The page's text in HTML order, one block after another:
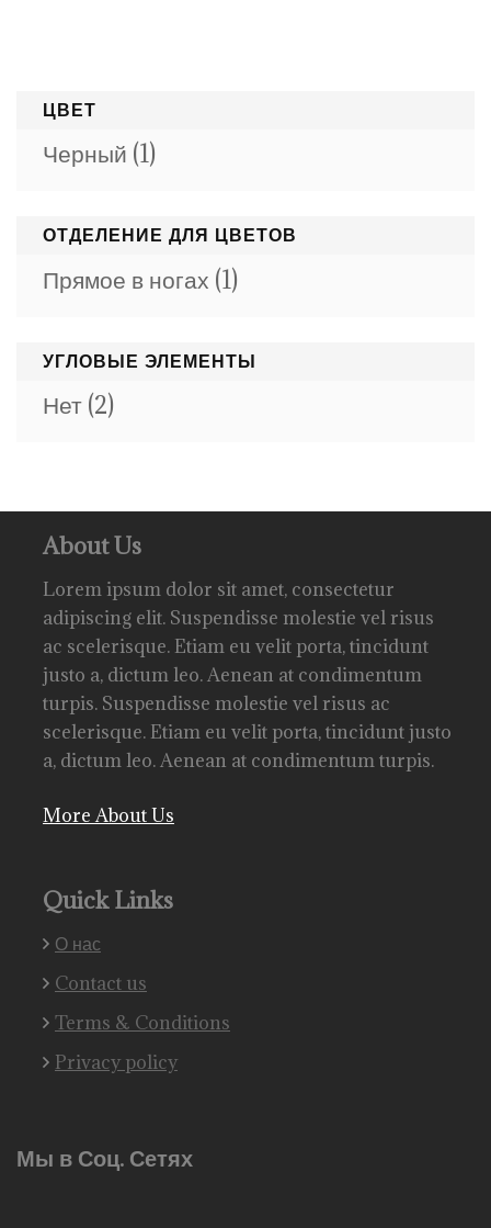
ЦВЕТ
Черный (1)
ОТДЕЛЕНИЕ ДЛЯ ЦВЕТОВ
Прямое в ногах (1)
УГЛОВЫЕ ЭЛЕМЕНТЫ
Нет (2)
About Us
Lorem ipsum dolor sit amet, consectetur
adipiscing elit. Suspendisse molestie vel risus
ac scelerisque. Etiam eu velit porta, tincidunt
justo a, dictum leo. Aenean at condimentum
turpis. Suspendisse molestie vel risus ac
scelerisque. Etiam eu velit porta, tincidunt justo
a, dictum leo. Aenean at condimentum turpis.
More About Us
Quick Links
О нас
Contact us
Terms & Conditions
Privacy policy
Мы в Соц. Сетях